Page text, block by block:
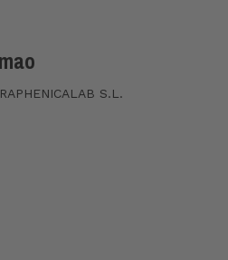
S.L.